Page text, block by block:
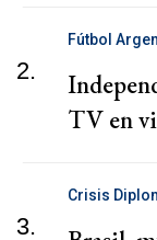
2.
Fútbol
TV en
3.
Crisis